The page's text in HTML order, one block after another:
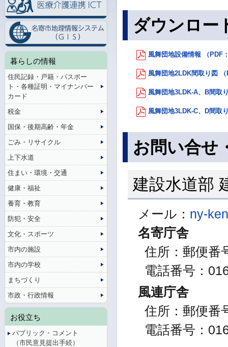
ダウンロー
風舞団地設備情報 （PDF
風舞団地2LDK間取り図
風舞団地3LDK-A、B間取
風舞団地3LDK-C、D間取
お問い合せ
建設水道部
メール： ny-
名寄庁舎
住所：郵便番
電話番号：
風連庁舎
住所：郵便番
電話番号：
暮らしの情報
住民記録・戸籍・パスポー
ト・各種証明・マイナンバー
カード
税金
国保・後期高齢・年金
ごみ・リサイクル
上下水道
住まい・環境・交通
健康・福祉
養育・教育
防犯・安全
文化・スポーツ
市内の施設
市内の学校
まちづくり
市政・行政情報
お役立ち
パブリック・コメント
（市民意見提出手続）